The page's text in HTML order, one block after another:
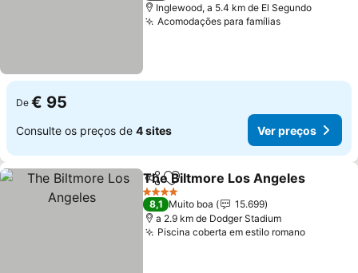
Inglewood, a 5.4 km de El Segundo
Acomodações para famílias
De € 95
Consulte os preços de 4 sites Ver preços
PartilharAdicionar aos favoritos
The Biltmore Los Angeles
4 Estrelas
8,1 Muito boa
15.699
a 2.9 km de Dodger Stadium
Piscina coberta em estilo romano